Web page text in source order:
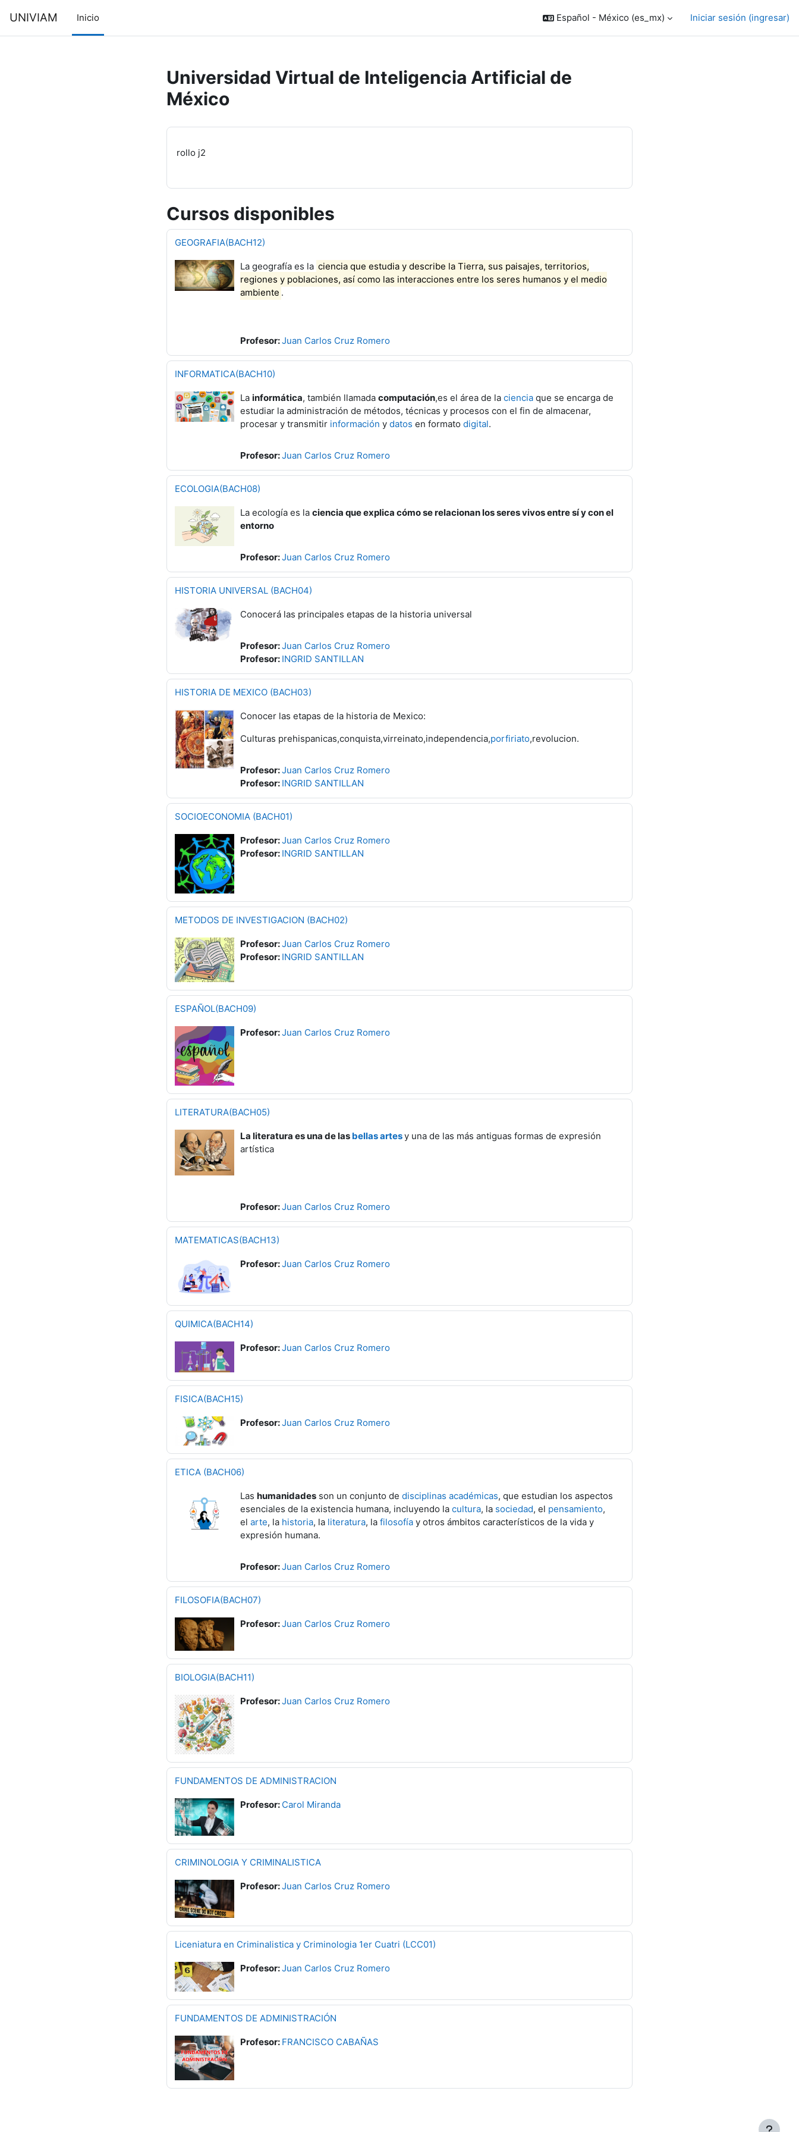
UNIVIAM Inicio Español - México ‎(es_mx)‎ Iniciar sesión (ingresar)
Universidad Virtual de Inteligencia Artificial de
México
rollo j2
Cursos disponibles
GEOGRAFIA(BACH12)
La geografía es la ciencia que estudia y describe la Tierra, sus paisajes, territorios,
regiones y poblaciones, así como las interacciones entre los seres humanos y el medio
ambiente .
Profesor:Juan Carlos Cruz Romero
INFORMATICA(BACH10)
La informática, también llamada computación,es el área de la ciencia que se encarga de
estudiar la administración de métodos, técnicas y procesos con el fin de almacenar,
procesar y transmitir información y datos en formato digital.
Profesor:Juan Carlos Cruz Romero
ECOLOGIA(BACH08)
La ecología es la ciencia que explica cómo se relacionan los seres vivos entre sí y con el
entorno
Profesor:Juan Carlos Cruz Romero
HISTORIA UNIVERSAL (BACH04)
Conocerá las principales etapas de la historia universal
Profesor:Juan Carlos Cruz Romero
Profesor: INGRID SANTILLAN
HISTORIA DE MEXICO (BACH03)
Conocer las etapas de la historia de Mexico:
Culturas prehispanicas,conquista,virreinato,independencia,porfiriato,revolucion.
Profesor:Juan Carlos Cruz Romero
Profesor: INGRID SANTILLAN
SOCIOECONOMIA (BACH01)
Profesor:Juan Carlos Cruz Romero
Profesor: INGRID SANTILLAN
METODOS DE INVESTIGACION (BACH02)
Profesor:Juan Carlos Cruz Romero
Profesor: INGRID SANTILLAN
ESPAÑOL(BACH09)
Profesor:Juan Carlos Cruz Romero
LITERATURA(BACH05)
La literatura es una de las bellas artesy una de las más antiguas formas de expresión
artística
Profesor:Juan Carlos Cruz Romero
MATEMATICAS(BACH13)
Profesor:Juan Carlos Cruz Romero
QUIMICA(BACH14)
Profesor:Juan Carlos Cruz Romero
FISICA(BACH15)
Profesor:Juan Carlos Cruz Romero
ETICA (BACH06)
Las humanidades son un conjunto de disciplinas académicas, que estudian los aspectos
esenciales de la existencia humana, incluyendo la cultura, la sociedad, el pensamiento,
el arte, la historia, la literatura, la filosofía y otros ámbitos característicos de la vida y
expresión humana.
Profesor:Juan Carlos Cruz Romero
FILOSOFIA(BACH07)
Profesor:Juan Carlos Cruz Romero
BIOLOGIA(BACH11)
Profesor:Juan Carlos Cruz Romero
FUNDAMENTOS DE ADMINISTRACION
Profesor: Carol Miranda
CRIMINOLOGIA Y CRIMINALISTICA
Profesor:Juan Carlos Cruz Romero
Liceniatura en Criminalistica y Criminologia 1er Cuatri (LCC01)
Profesor:Juan Carlos Cruz Romero
FUNDAMENTOS DE ADMINISTRACIÓN
Profesor: FRANCISCO CABAÑAS